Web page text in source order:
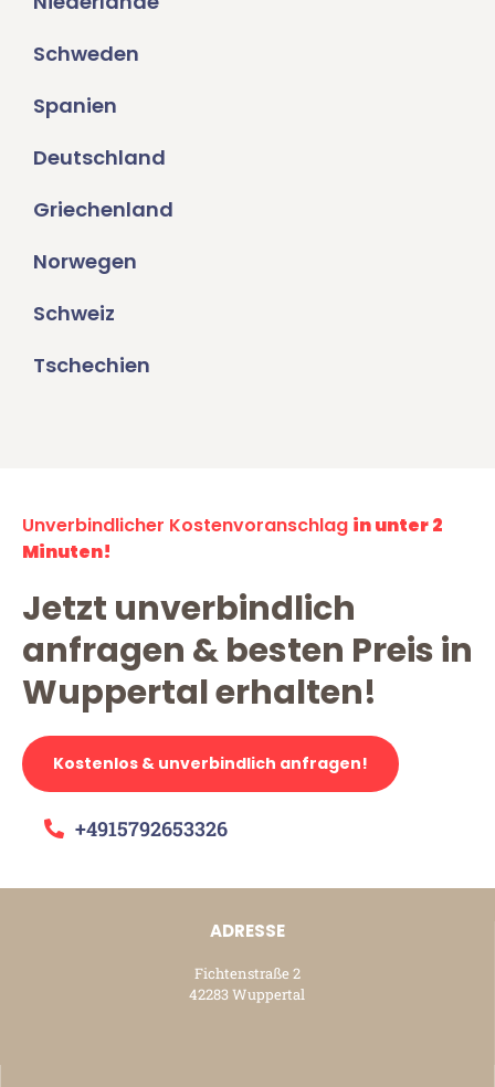
Schweden
Spanien
Deutschland
Griechenland
Norwegen
Schweiz
Tschechien
Unverbindlicher Kostenvoranschlag in unter 2
Minuten!
Jetzt unverbindlich
anfragen & besten Preis in
Wuppertal erhalten!
Kostenlos & unverbindlich anfragen!
+4915792653326
ADRESSE
Fichtenstraße 2
42283 Wuppertal